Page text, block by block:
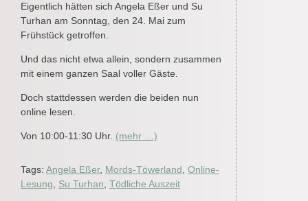
Eigentlich hätten sich Angela Eßer und Su
Turhan am Sonntag, den 24. Mai zum
Frühstück getroffen.
Und das nicht etwa allein, sondern zusammen
mit einem ganzen Saal voller Gäste.
Doch stattdessen werden die beiden nun
online lesen.
Von 10:00-11:30 Uhr. (mehr …)
Tags: Angela Eßer, Mords-Töwerland Online-
Lesung
Su Turhan Tödliche Auszeit